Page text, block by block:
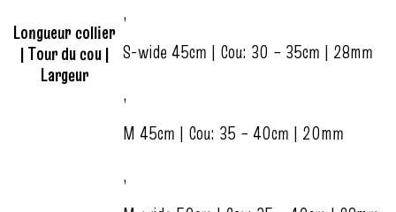
Longueur collier
| Tour du cou |
Largeur
,
S-wide 45cm | Cou: 30 – 35cm | 28mm
,
M 45cm | Cou: 35 – 40cm | 20mm
,